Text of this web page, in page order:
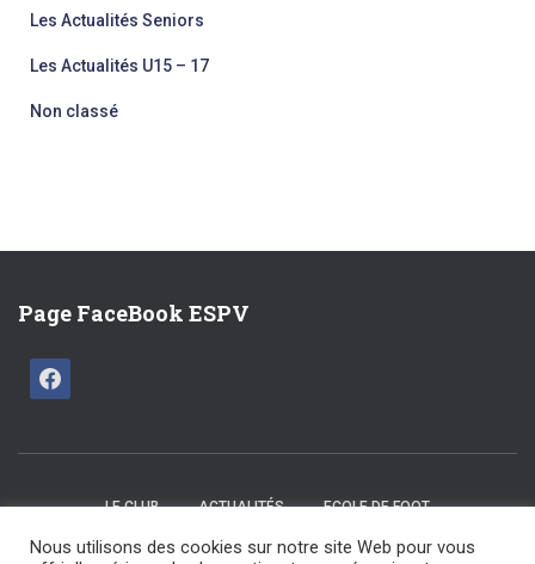
Les Actualités Seniors
Les Actualités U15 – 17
Non classé
Page FaceBook ESPV
LE CLUB ACTUALITÉS ECOLE DE FOOT
Nous utilisons des cookies sur notre site Web pour vous